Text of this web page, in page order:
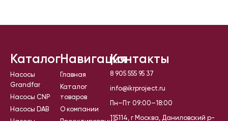
Каталог
Насосы
Grandfar
Насосы CNP
Насосы DAB
Навигация
Главная
Каталог
товаров
О компании
Контакты
8 905 555 95 37
info@ikrproject.ru
Пн–Пт 09:00–18:00
115114, г Москва, Даниловский р-